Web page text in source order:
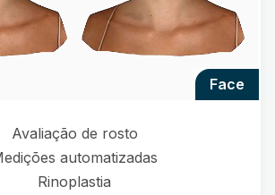
face
Avaliação de rosto
automatizadas
Rinoplastia